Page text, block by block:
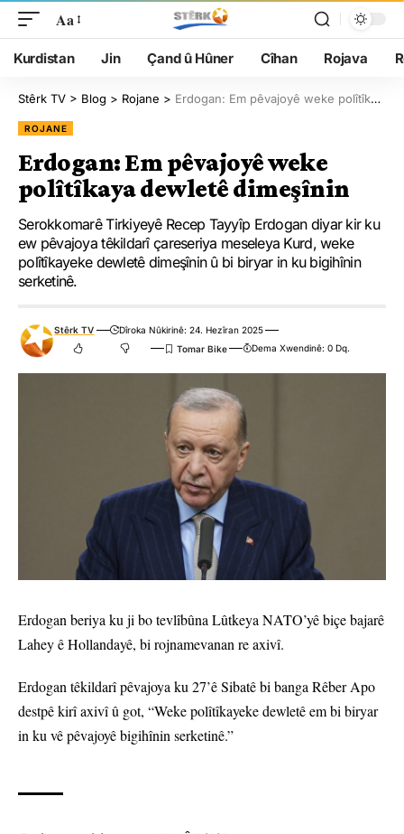
Aa
Kurdistan Jin Çand û Hûner Cîhan Rojava
Stêrk TV > Blog > Rojane > Erdogan: Em pêvajoyê weke polîtîkaya dewletê dimeşînin
ROJANE
Erdogan: Em pêvajoyê weke
polîtîkaya dewletê dimeşînin
Serokkomarê Tirkiyeyê Recep Tayyîp Erdogan diyar kir ku
ew pêvajoya têkildarî çareseriya meseleya Kurd, weke
polîtîkayeke dewletê dimeşînin û bi biryar in ku bigihînin
serketinê.
Stêrk TV
Dîroka Nûkirinê: 24. Hezîran 2025
Dema Xwendinê: 0 Dq.
Erdogan beriya ku ji bo tevlîbûna Lûtkeya NATO’yê biçe bajarê
Lahey ê Hollandayê, bi rojnamevanan re axivî.
Erdogan têkildarî pêvajoya ku 27’ê Sibatê bi banga Rêber Apo
destpê kirî axivî û got, “Weke polîtîkayeke dewletê em bi biryar
in ku vê pêvajoyê bigihînin serketinê.”